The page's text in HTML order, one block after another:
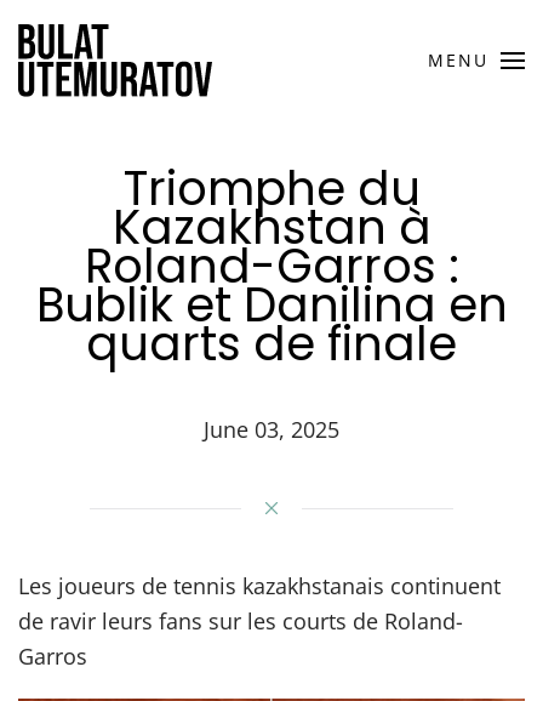
MENU
Triomphe du
Kazakhstan à
Roland-Garros :
Bublik et Danilina en
quarts de finale
June 03, 2025
Les joueurs de tennis kazakhstanais continuent
de ravir leurs fans sur les courts de Roland-
Garros